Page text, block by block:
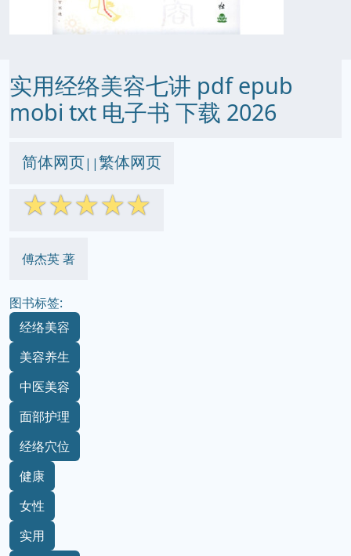
实用经络美容七讲 pdf epub
mobi txt 电子书 下载 2026
简体网页||繁体网页
☆☆☆☆☆
傅杰英 著
图书标签:
经络美容
美容养生
中医美容
面部护理
经络穴位
健康
女性
实用